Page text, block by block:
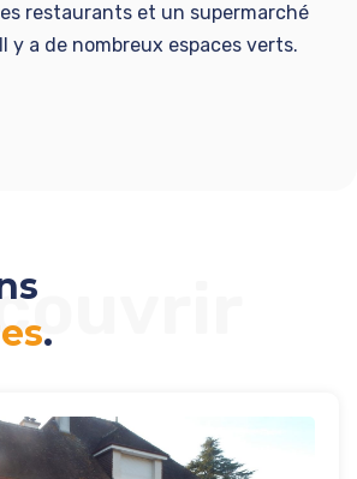
restaurants et un supermarché
y a de nombreux espaces verts.
.